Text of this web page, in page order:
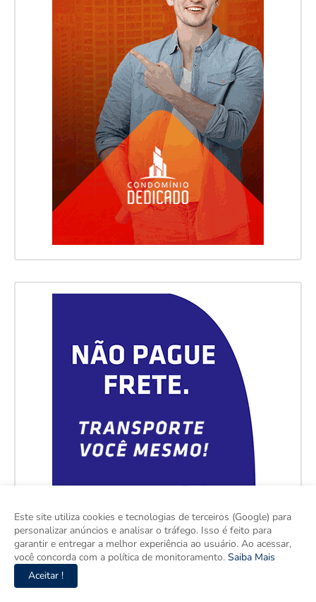
Este site utiliza cookies e tecnologias de terceiros (Google) para
personalizar anúncios e analisar o tráfego. Isso é feito para
garantir e entregar a melhor experiência ao usuário. Ao acessar,
você concorda com a política de monitoramento. Saiba Mais
Aceitar !